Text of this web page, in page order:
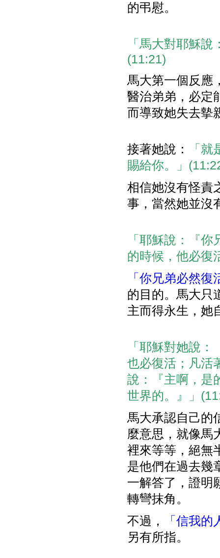
的弔慰。
「馬大對耶穌
(11:21)
馬大第一個反應
醫治弟弟，必定
而導致她失去摰
接著她說：
「
賜給你。」
相信她沒有怪責
事，當然她並沒
「耶穌說：『
的時候，他必復
「你兄弟必然復
的目的。馬大只
主而得永生，她
「耶穌對她說
也必復活；凡活
說：『主啊，是
世界的。』」
馬大承認自己的
麼意思，就像馬
裡來等等，絕無
是他們在過去幾
一解答了，證明
轉彎抹角。
不過，
「信我
另有所指。